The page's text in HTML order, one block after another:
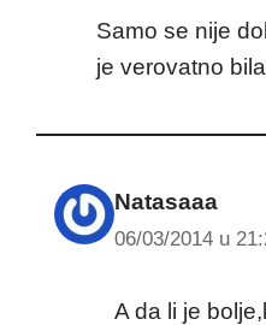
Samo se nije
je verovatno
Natasaaa
06/03/2014 u
A da li je